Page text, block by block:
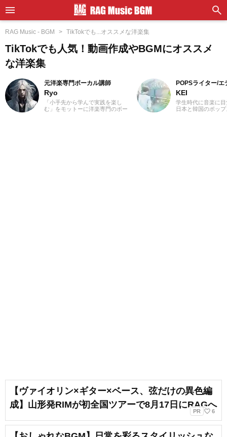
RAG Music - BGM TikTokでも...オススメな洋楽集
TikTokでも人気！動画作成やBGMにオススメ
な洋楽集
元洋楽専門ボーカル講師
Ryo
「小手先から学んで実践を楽し
む」をモットーに洋楽専門のボー
POPSライター/エ
KEI
学生時代に音楽に
日本と韓国のポッ
【ヴァイオリン×ギター×ベース、弦だけの異色編
成】山形発RIMが初全国ツアーで8月17日にRAGへ
PR favorite_border 6